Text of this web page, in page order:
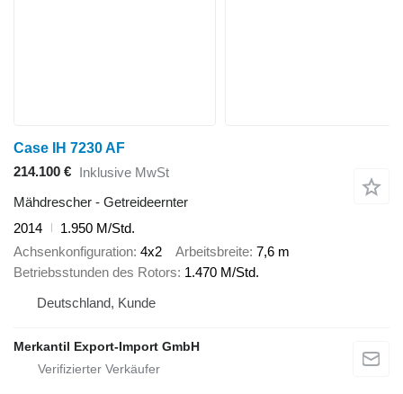
Case IH 7230 AF
214.100 € Inklusive MwSt
Mähdrescher - Getreideernter
2014
1.950 M/Std.
Achsenkonfiguration 4x2 Arbeitsbreite 7,6 m
Betriebsstunden des Rotors 1.470 M/Std.
Deutschland, Kunde
Merkantil Export-Import GmbH